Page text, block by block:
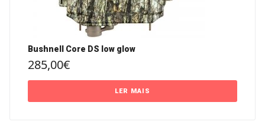
Bushnell Core DS low glow
285,00€
LER MAIS